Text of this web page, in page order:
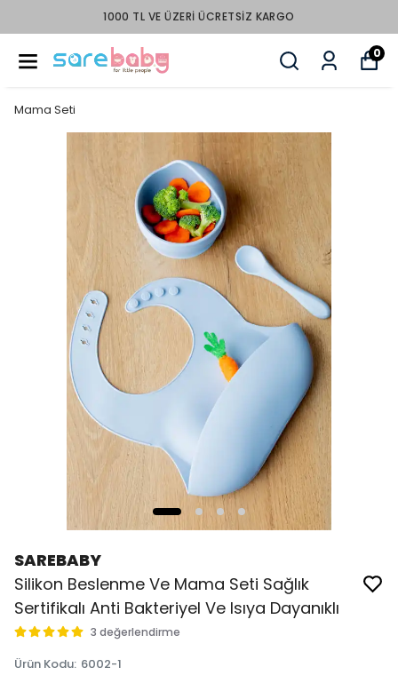
1000 TL VE ÜZERI ÜCRETSIZ KARGO
0
Mama Seti
SAREBABY
Silikon Beslenme Ve Mama Seti Sağlık
Sertifikalı Anti Bakteriyel Ve Isıya Dayanıklı
3 değerlendirme
Ürün Kodu: 6002-1